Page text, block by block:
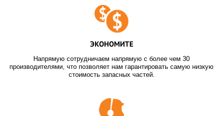
ЭКОНОМИТЕ
Напрямую сотрудничаем напрямую с более чем 30
производителями, что позволяет нам гарантировать самую низкую
стоимость запасных частей.